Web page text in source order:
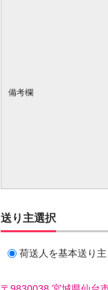
備考欄
送り主選択
荷送人を基本送り